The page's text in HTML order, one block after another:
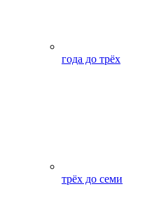
года до трёх
трёх до семи